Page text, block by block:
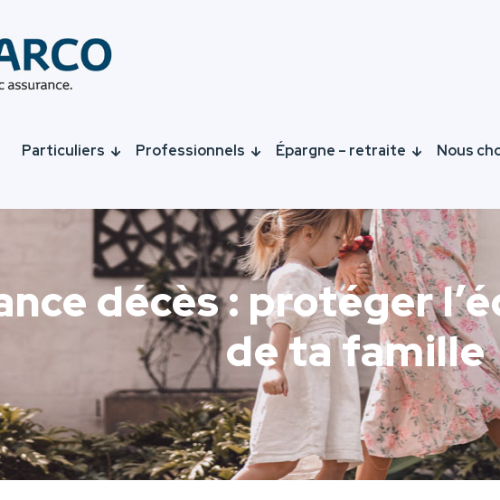
Particuliers Professionnels Épargne – retraite Nous
décès : protéger
de ta famille